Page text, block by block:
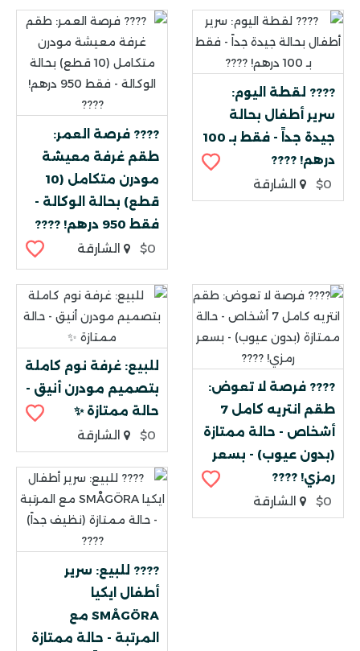
???? لقطة اليوم:
سرير أطفال بحالة
جيدة جداً - فقط بـ 100
درهم! ????
$0
الشارقة
???? فرصة العمر:
طقم غرفة معيشة
مودرن متكامل (10
قطع) بحالة الوكالة -
فقط 950 درهم! ????
$0
الشارقة
???? فرصة لا تعوض:
طقم انتريه كامل 7
أشخاص - حالة ممتازة
(بدون عيوب) - بسعر
رمزي! ????
$0
الشارقة
للبيع: غرفة نوم كاملة
بتصميم مودرن أنيق -
حالة ممتازة ✨
$0
الشارقة
???? للبيع: سرير
أطفال ايكيا
SMÅGÖRA مع
المرتبة - حالة ممتازة